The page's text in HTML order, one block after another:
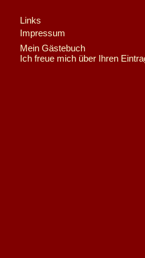
Links
Impressum
Mein Gästebuch
Ich freue mich über Ihren